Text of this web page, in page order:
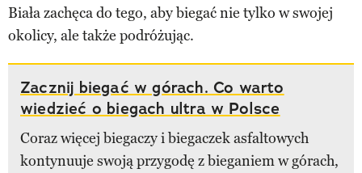
Biała zachęca do tego, aby biegać nie tylko w swojej
okolicy, ale także podróżując.
Zacznij biegać w górach. Co warto
wiedzieć o biegach ultra w Polsce
Coraz więcej biegaczy i biegaczek asfaltowych
kontynuuje swoją przygodę z bieganiem w górach,